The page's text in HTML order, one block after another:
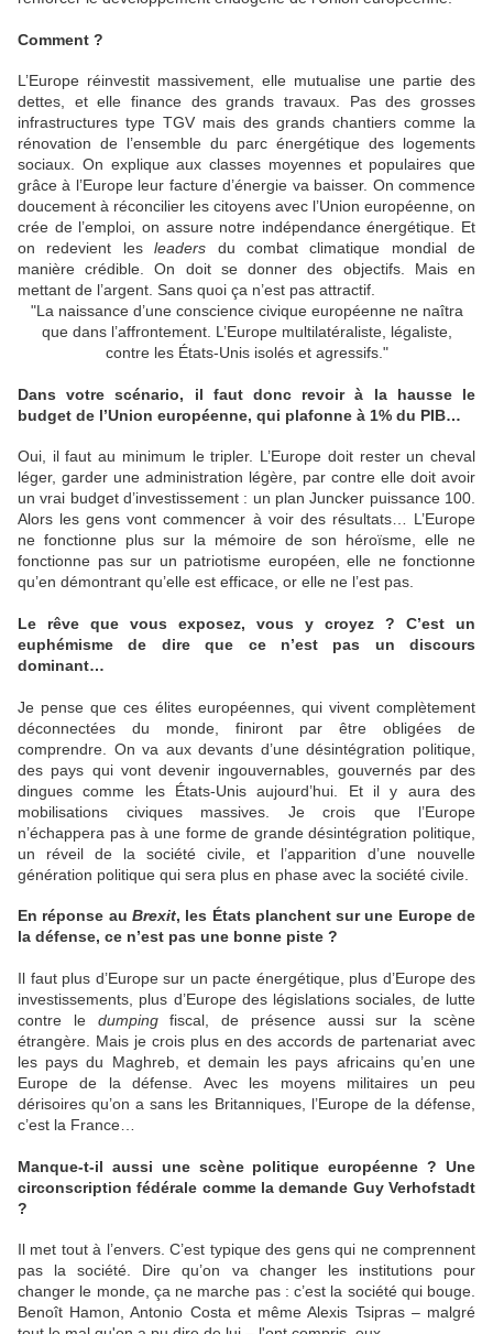
Comment ?
L’Europe réinvestit massivement, elle mutualise une partie des
dettes, et elle finance des grands travaux. Pas des grosses
infrastructures type TGV mais des grands chantiers comme la
rénovation de l’ensemble du parc énergétique des logements
sociaux. On explique aux classes moyennes et populaires que
grâce à l’Europe leur facture d’énergie va baisser. On commence
doucement à réconcilier les citoyens avec l’Union européenne, on
crée de l’emploi, on assure notre indépendance énergétique. Et
on redevient lesleaders du combat climatique mondial de
manière crédible. On doit se donner des objectifs. Mais en
mettant de l’argent. Sans quoi ça n’est pas attractif.
"La naissance d’une conscience civique européenne ne naîtra
que dans l’affrontement. L’Europe multilatéraliste, légaliste,
contre les États-Unis isolés et agressifs."
Dans votre scénario, il faut donc revoir à la hausse le
budget de l’Union européenne, qui plafonne à 1% du PIB…
Oui, il faut au minimum le tripler. L’Europe doit rester un cheval
léger, garder une administration légère, par contre elle doit avoir
un vrai budget d’investissement : un plan Juncker puissance 100.
Alors les gens vont commencer à voir des résultats… L’Europe
ne fonctionne plus sur la mémoire de son héroïsme, elle ne
fonctionne pas sur un patriotisme européen, elle ne fonctionne
qu’en démontrant qu’elle est efficace, or elle ne l’est pas.
Le rêve que vous exposez, vous y croyez ? C’est un
euphémisme de dire que ce n’est pas un discours
dominant…
Je pense que ces élites européennes, qui vivent complètement
déconnectées du monde, finiront par être obligées de
comprendre. On va aux devants d’une désintégration politique,
des pays qui vont devenir ingouvernables, gouvernés par des
dingues comme les États-Unis aujourd’hui. Et il y aura des
mobilisations civiques massives. Je crois que l’Europe
n’échappera pas à une forme de grande désintégration politique,
un réveil de la société civile, et l’apparition d’une nouvelle
génération politique qui sera plus en phase avec la société civile.
En réponse au Brexit, les États planchent sur une Europe de
la défense, ce n’est pas une bonne piste ?
Il faut plus d’Europe sur un pacte énergétique, plus d’Europe des
investissements, plus d’Europe des législations sociales, de lutte
contre le dumpingfiscal, de présence aussi sur la scène
étrangère. Mais je crois plus en des accords de partenariat avec
les pays du Maghreb, et demain les pays africains qu’en une
Europe de la défense. Avec les moyens militaires un peu
dérisoires qu’on a sans les Britanniques, l’Europe de la défense,
c’est la France…
Manque-t-il aussi une scène politique européenne ? Une
circonscription fédérale comme la demande Guy Verhofstadt
?
Il met tout à l’envers. C’est typique des gens qui ne comprennent
pas la société. Dire qu’on va changer les institutions pour
changer le monde, ça ne marche pas : c’est la société qui bouge.
Benoît Hamon, Antonio Costa et même Alexis Tsipras – malgré